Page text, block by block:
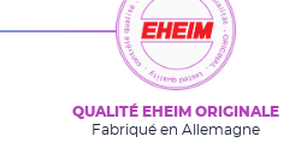
QUALITÉ EHEIM ORIGINALE
Fabriqué en Allemagne